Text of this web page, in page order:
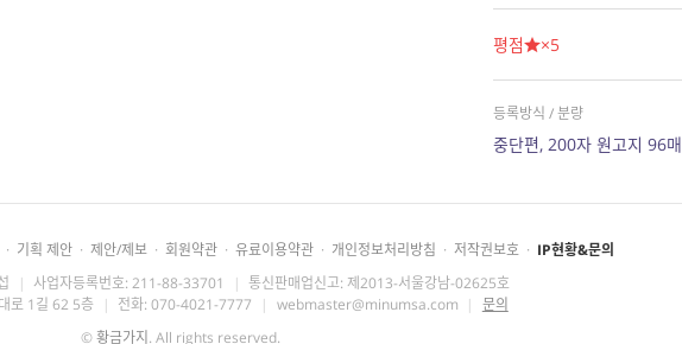
평점 ×5
등록방식 / 분량
중단편, 200자 원고지 96매
· 기획 제안 · 제안/제보 · 회원약관 · 유료이용약관 · 개인정보처리방침 · 저작권보호 · IP현황&문의
| 사업자등록번호: 211-88-33701 | 통신판매업신고: 제2013-서울강남-02625호
로 1길 62 5층 | 전화: 070-4021-7777 | webmaster@minumsa.com | 문의
©황금가지 . All rights reserved.